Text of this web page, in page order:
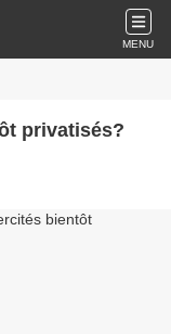
MENU
privatisés?